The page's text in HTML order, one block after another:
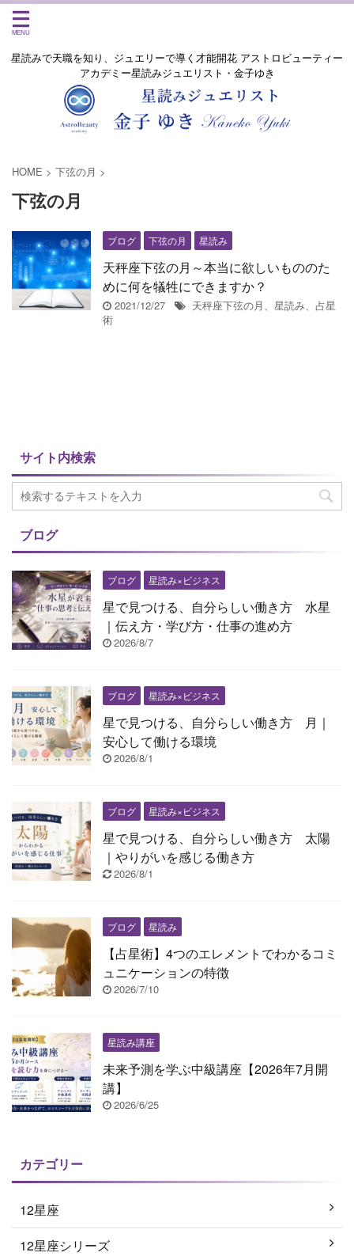
星読みで天職を知り、ジュエリーで導く才能開花 アストロビューティー
アカデミー星読みジュエリスト・金子ゆき
HOME > 下弦の月 >
下弦の月
ブログ 下弦の月 星読み
天秤座下弦の月～本当に欲しいもののた
めに何を犠牲にできますか？
2021/12/27
天秤座下弦の月、星読み、占星
術
サイト内検索
ブログ
ブログ 星読み×ビジネス
星で見つける、自分らしい働き方 水星
｜伝え方・学び方・仕事の進め方
2026/8/7
ブログ 星読み×ビジネス
星で見つける、自分らしい働き方 月｜
安心して働ける環境
2026/8/1
ブログ 星読み×ビジネス
星で見つける、自分らしい働き方 太陽
｜やりがいを感じる働き方
2026/8/1
ブログ 星読み
【占星術】4つのエレメントでわかるコミ
ュニケーションの特徴
2026/7/10
星読み講座
未来予測を学ぶ中級講座【2026年7月開
講】
2026/6/25
カテゴリー
12星座
12星座シリーズ